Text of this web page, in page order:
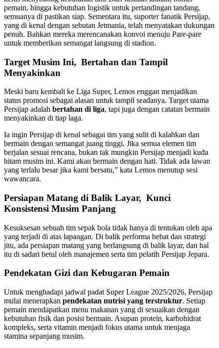
pemain, hingga kebutuhan logistik untuk pertandingan tandang,
semuanya di pastikan siap. Sementara itu, suporter fanatik Persijap,
yang di kenal dengan sebutan Jetmania, telah menyatakan dukungan
penuh. Bahkan mereka merencanakan konvoi menuju Pare-pare
untuk memberikan semangat langsung di stadion.
Target Musim Ini, Bertahan dan Tampil
Menyakinkan
Meski baru kembali ke Liga Super, Lemos enggan menjadikan
status promosi sebagai alasan untuk tampil seadanya. Target utama
Persijap adalah bertahan di liga, tapi juga dengan catatan bermain
menyakinkan di tiap laga.
Ia ingin Persijap di kenal sebagai tim yang sulit di kalahkan dan
bermain dengan semangat juang tinggi. Jika semua elemen tim
berjalan sesuai rencana, bukan tak mungkin Persijap menjadi kuda
hitam musim ini. Kami akan bermain dengan hati. Tidak ada lawan
yang terlalu besar jika kami bersatu,” kata Lemos menutup sesi
wawancara.
Persiapan Matang di Balik Layar, Kunci
Konsistensi Musim Panjang
Kesuksesan sebuah tim sepak bola tidak hanya di tentukan oleh apa
yang terjadi di atas lapangan. Di balik performa hebat dan strategi
jitu, ada persiapan matang yang berlangsung di balik layar, dan hal
itu di sadari betul oleh manajemen serta tim pelatih Persijap Jepara.
Pendekatan Gizi dan Kebugaran Pemain
Untuk menghadapi jadwal padat Super League 2025/2026, Persijap
mulai menerapkan pendekatan nutrisi yang terstruktur. Setiap
pemain mendapatkan menu makanan yang di sesuaikan dengan
kebutuhan fisik dan posisi bermain. Asupan protein, karbohidrat
kompleks, serta vitamin menjadi fokus utama untuk menjaga
stamina sepanjang musim.